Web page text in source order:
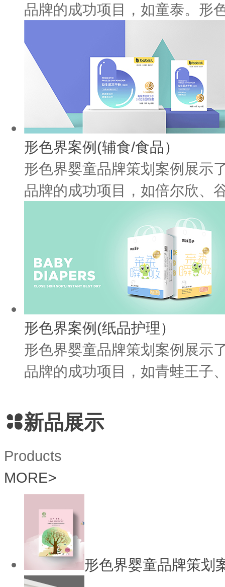
品牌的成功项目，如童泰。形
形色界案例(辅食/食品）
形色界婴童品牌策划案例展示
品牌的成功项目，如倍尔欣、
形色界案例(纸品护理）
形色界婴童品牌策划案例展示
品牌的成功项目，如青蛙王子
新品展示
Products
MORE>
形色界婴童品牌策划